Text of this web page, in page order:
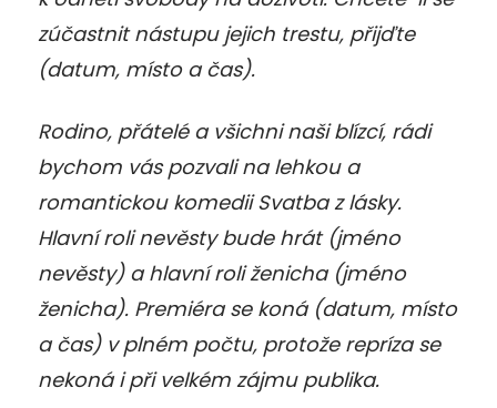
zúčastnit nástupu jejich trestu, přijďte
(datum, místo a čas).
Rodino, přátelé a všichni naši blízcí, rádi
bychom vás pozvali na lehkou a
romantickou komedii Svatba z lásky.
Hlavní roli nevěsty bude hrát (jméno
nevěsty) a hlavní roli ženicha (jméno
ženicha). Premiéra se koná (datum, místo
a čas) v plném počtu, protože repríza se
nekoná i při velkém zájmu publika.